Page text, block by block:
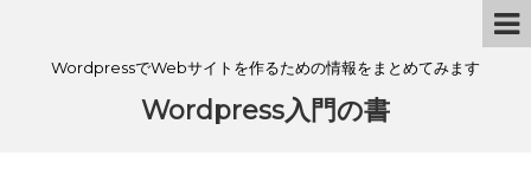
WordpressでWebサイトを作るための情報をまとめてみます
Wordpress入門の書